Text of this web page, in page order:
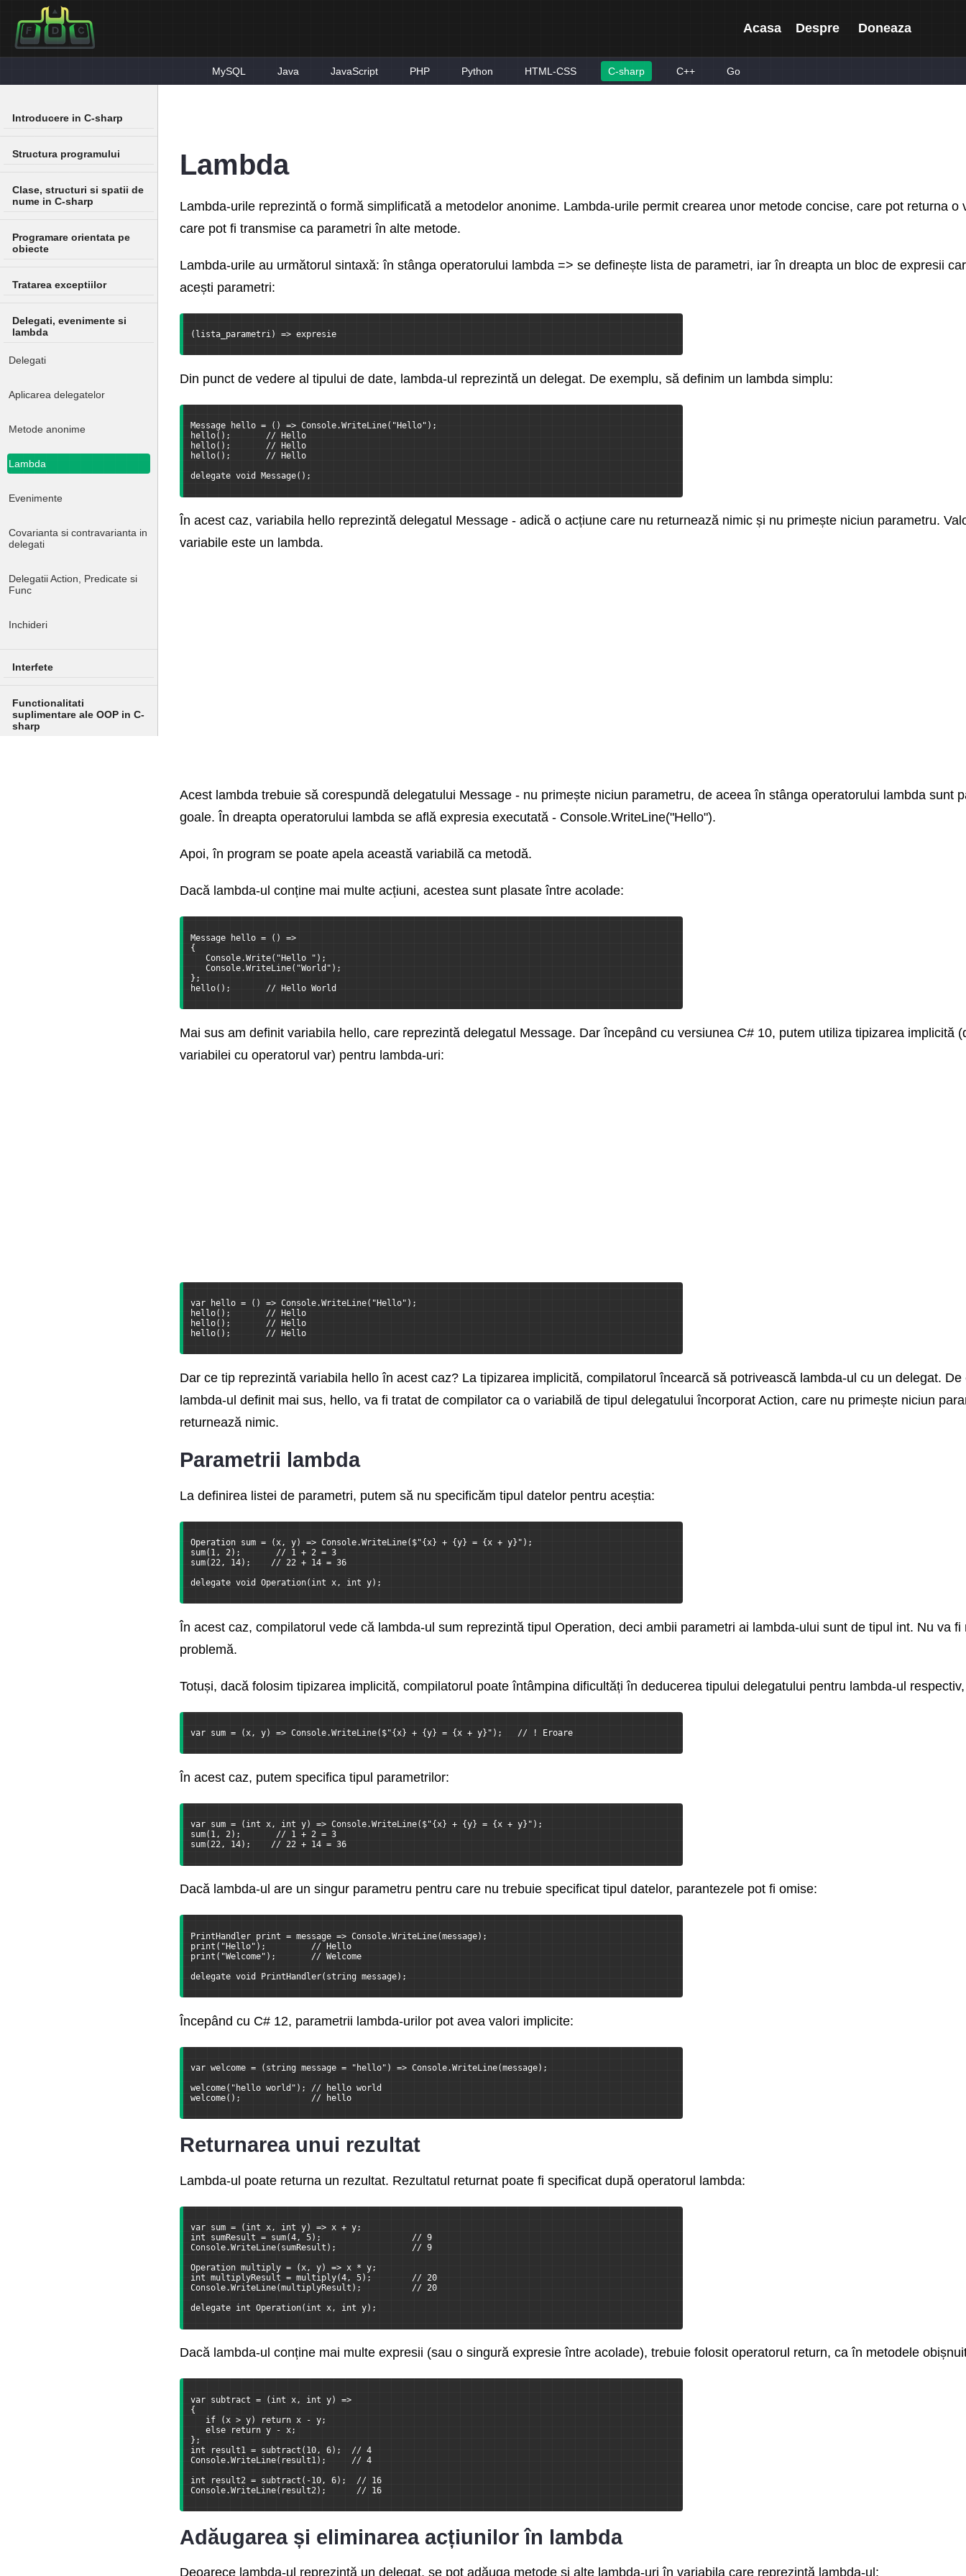
Acasa Despre Doneaza
MySQL Java JavaScript PHP Python HTML-CSS C-sharp C++ Go
Introducere in C-sharp
Structura programului
Clase, structuri si spatii de
nume in C-sharp
Programare orientata pe
obiecte
Tratarea exceptiilor
Delegati, evenimente si
lambda
Delegati
Aplicarea delegatelor
Metode anonime
Lambda
Evenimente
Covarianta si contravarianta in
delegati
Delegatii Action, Predicate si
Func
Inchideri
Interfete
Functionalitati
suplimentare ale OOP in C-
sharp
Lambda
Lambda-urile reprezintă o formă simplificată a metodelor anonime. Lambda-urile permit crearea unor metode concise, care pot returna o
care pot fi transmise ca parametri în alte metode.
Lambda-urile au următorul sintaxă: în stânga operatorului lambda => se definește lista de parametri, iar în dreapta un bloc de expresii
acești parametri:
(lista_parametri) => expresie
Din punct de vedere al tipului de date, lambda-ul reprezintă un delegat. De exemplu, să definim un lambda simplu:
Message hello = () => Console.WriteLine("Hello");
hello();       // Hello
hello();       // Hello
hello();       // Hello
delegate void Message();
În acest caz, variabila hello reprezintă delegatul Message - adică o acțiune care nu returnează nimic și nu primește niciun parametru.
variabile este un lambda.
Acest lambda trebuie să corespundă delegatului Message - nu primește niciun parametru, de aceea în stânga operatorului lambda sunt
goale. În dreapta operatorului lambda se află expresia executată - Console.WriteLine("Hello").
Apoi, în program se poate apela această variabilă ca metodă.
Dacă lambda-ul conține mai multe acțiuni, acestea sunt plasate între acolade:
Message hello = () =>
{
Console.Write("Hello ");
Console.WriteLine("World");
};
hello();       // Hello World
Mai sus am definit variabila hello, care reprezintă delegatul Message. Dar începând cu versiunea C# 10, putem utiliza tipizarea implicită
variabilei cu operatorul var) pentru lambda-uri:
var hello = () => Console.WriteLine("Hello");
hello();       // Hello
hello();       // Hello
hello();       // Hello
Dar ce tip reprezintă variabila hello în acest caz? La tipizarea implicită, compilatorul încearcă să potrivească lambda-ul cu un delegat. De
lambda-ul definit mai sus, hello, va fi tratat de compilator ca o variabilă de tipul delegatului încorporat Action, care nu primește niciun
returnează nimic.
Parametrii lambda
La definirea listei de parametri, putem să nu specificăm tipul datelor pentru aceștia:
Operation sum = (x, y) => Console.WriteLine($"{x} + {y} = {x + y}");
sum(1, 2);       // 1 + 2 = 3
sum(22, 14);    // 22 + 14 = 36
delegate void Operation(int x, int y);
În acest caz, compilatorul vede că lambda-ul sum reprezintă tipul Operation, deci ambii parametri ai lambda-ului sunt de tipul int. Nu va fi
problemă.
Totuși, dacă folosim tipizarea implicită, compilatorul poate întâmpina dificultăți în deducerea tipului delegatului pentru lambda-ul
var sum = (x, y) => Console.WriteLine($"{x} + {y} = {x + y}");   // ! Eroare
În acest caz, putem specifica tipul parametrilor:
var sum = (int x, int y) => Console.WriteLine($"{x} + {y} = {x + y}");
sum(1, 2);       // 1 + 2 = 3
sum(22, 14);    // 22 + 14 = 36
Dacă lambda-ul are un singur parametru pentru care nu trebuie specificat tipul datelor, parantezele pot fi omise:
PrintHandler print = message => Console.WriteLine(message);
print("Hello");         // Hello
print("Welcome");       // Welcome
delegate void PrintHandler(string message);
Începând cu C# 12, parametrii lambda-urilor pot avea valori implicite:
var welcome = (string message = "hello") => Console.WriteLine(message);
welcome("hello world"); // hello world
welcome();              // hello
Returnarea unui rezultat
Lambda-ul poate returna un rezultat. Rezultatul returnat poate fi specificat după operatorul lambda:
var sum = (int x, int y) => x + y;
int sumResult = sum(4, 5);                  // 9
Console.WriteLine(sumResult);               // 9
Operation multiply = (x, y) => x * y;
int multiplyResult = multiply(4, 5);        // 20
Console.WriteLine(multiplyResult);          // 20
delegate int Operation(int x, int y);
Dacă lambda-ul conține mai multe expresii (sau o singură expresie între acolade), trebuie folosit operatorul return, ca în metodele
var subtract = (int x, int y) =>
{
if (x > y) return x - y;
else return y - x;
};
int result1 = subtract(10, 6);  // 4
Console.WriteLine(result1);     // 4
int result2 = subtract(-10, 6);  // 16
Console.WriteLine(result2);      // 16
Adăugarea și eliminarea acțiunilor în lambda
Deoarece lambda-ul reprezintă un delegat, se pot adăuga metode și alte lambda-uri în variabila care reprezintă lambda-ul: